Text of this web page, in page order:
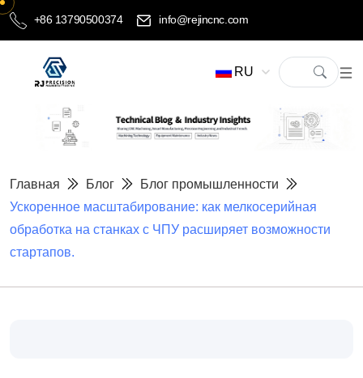
+86 13790500374 info@rejincnc.com
RU
Главная Блог
Блог промышленности
Ускоренное масштабирование: как мелкосерийная
обработка на станках с ЧПУ расширяет возможности
стартапов.